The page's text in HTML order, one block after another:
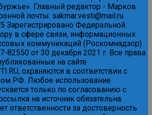
Главный редактор - Марков
почты: sakmar.vesti@mail.ru
Зарегистрировано Федеральной
в сфере связи, информационных
коммуникаций (Роскомнадзор)
от 30 декабря 2021 г. Все права
на сайте
охраняются в соответствии с
РФ. Любое использование
только по согласованию с
на источник обязательна.
ответственности за достоверность